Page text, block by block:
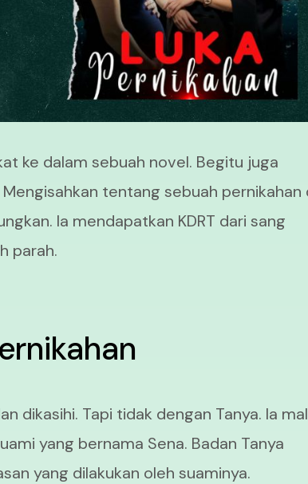
ke dalam sebuah novel. Begitu juga
tentang sebuah pernikahan
Ia mendapatkan KDRT dari sang
parah.
dikasihi. Tapi tidak dengan Tanya. Ia
yang bernama Sena. Badan Tanya
yang dilakukan oleh suaminya.